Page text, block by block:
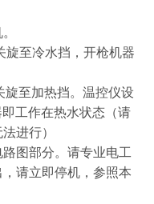
旋至冷水挡，开枪机器
旋至加热挡。温控仪设
工作在热水状态（请
进行）
图部分。请专业电工
请立即停机，参照本